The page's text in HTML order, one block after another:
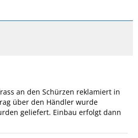
an den Schürzen reklamiert in
über den Händler wurde
geliefert. Einbau erfolgt dann